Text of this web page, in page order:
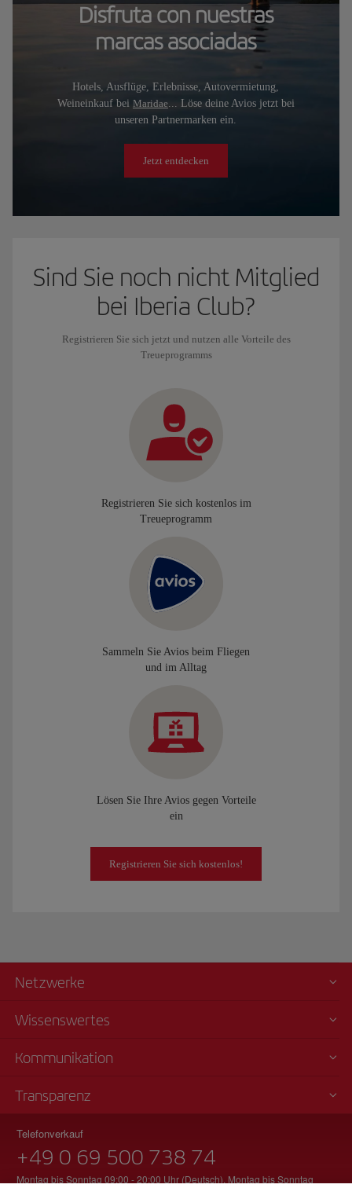
Disfruta con nuestras
marcas asociadas
Hotels, Ausflüge, Erlebnisse, Autovermietung,
Weineinkauf bei Maridae... Löse deine Avios jetzt bei
unseren Partnermarken ein.
Jetzt entdecken
Sind Sie noch nicht Mitglied
bei Iberia Club?
Registrieren Sie sich jetzt und nutzen alle Vorteile des
Treueprogramms
Registrieren Sie sich kostenlos im
Treueprogramm
Sammeln Sie Avios beim Fliegen
und im Alltag
Lösen Sie Ihre Avios gegen Vorteile
ein
Registrieren Sie sich kostenlos!
Netzwerke
Wissenswertes
Kommunikation
Transparenz
Telefonverkauf
+49 0 69 500 738 74
Montag bis Sonntag 09:00 - 20:00 Uhr (Deutsch). Montag bis Sonntag